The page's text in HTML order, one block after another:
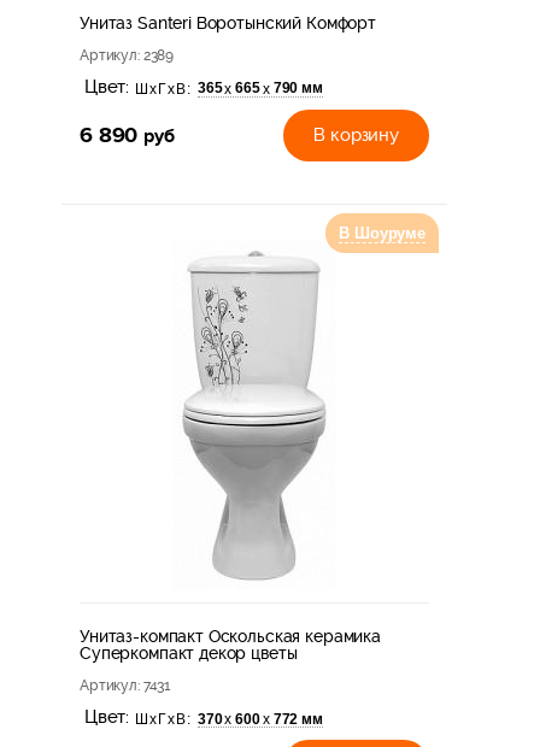
Унитаз Santeri Воротынский Комфорт
Артикул: 2389
Цвет: ШхГхВ: 365х 665х 790 мм
6 890 руб В корзину
В Шоуруме
Унитаз-компакт Оскольская керамика
Суперкомпакт декор цветы
Артикул: 7431
Цвет: ШхГхВ: 370х 600х 772 мм